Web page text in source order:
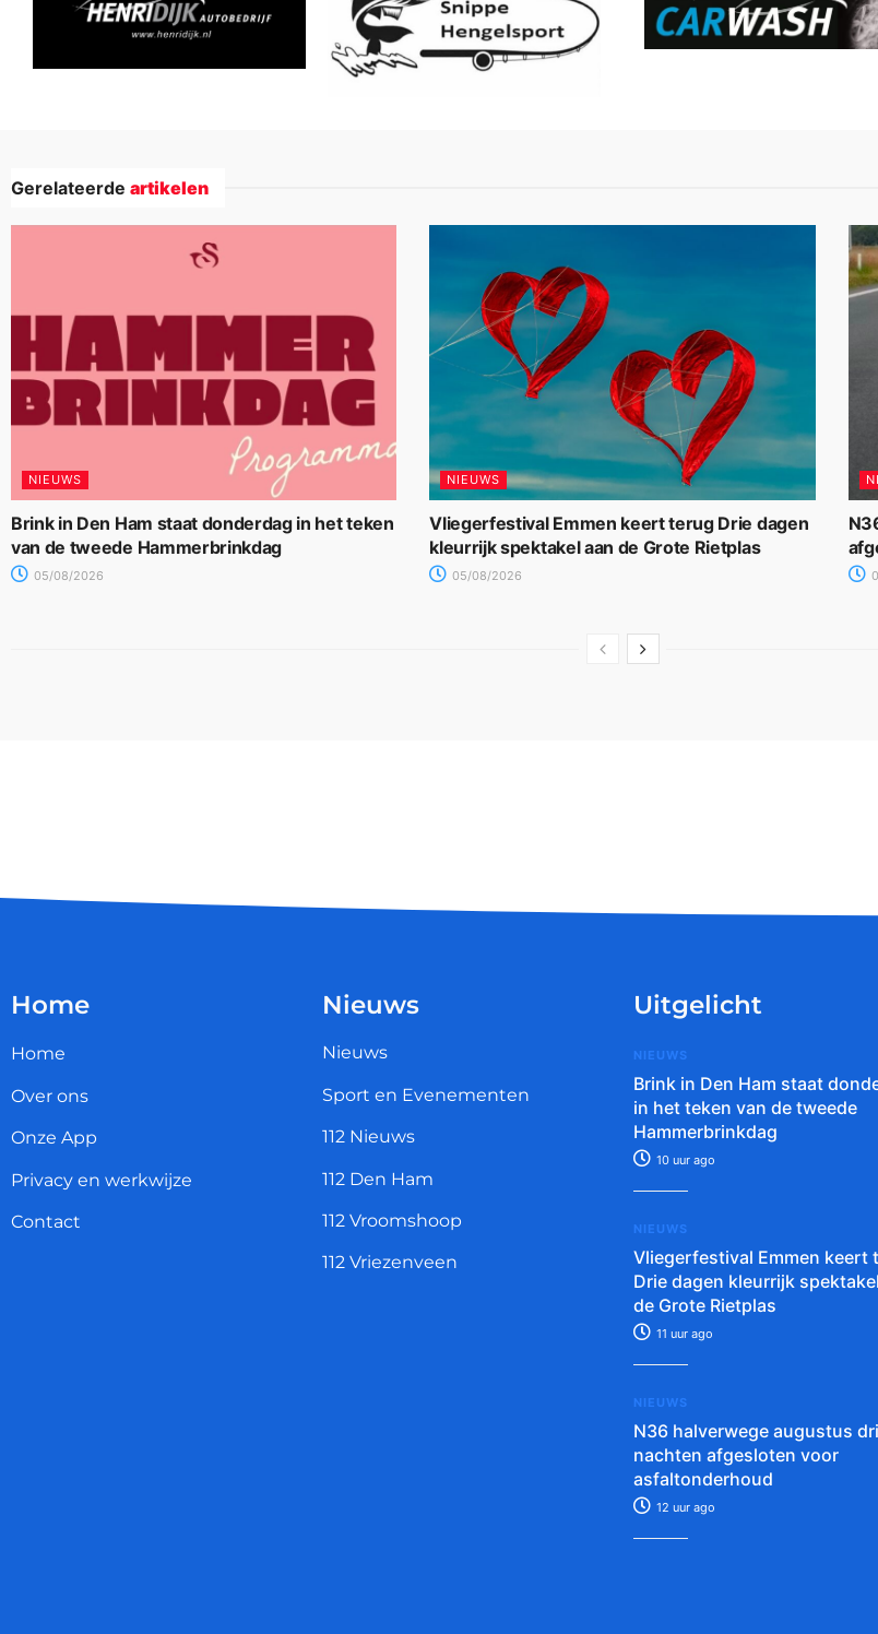
Gerelateerde artikelen
NIEUWS
Brink in Den Ham staat donderdag in het teken
van de tweede Hammerbrinkdag
05/08/2026
NIEUWS
Vliegerfestival Emmen keert terug Drie dagen
kleurrijk spektakel aan de Grote Rietplas
05/08/2026
Home
Home
Over ons
Onze App
Privacy en werkwijze
Contact
Nieuws
Nieuws
Sport en Evenementen
112 Nieuws
112 Den Ham
112 Vroomshoop
112 Vriezenveen
Uitgelicht
NIEUWS
Brink in Den Ham staat
in het teken van de tweede
Hammerbrinkdag
10 uur ago
NIEUWS
Vliegerfestival Emmen keert
Drie dagen kleurrijk
de Grote Rietplas
11 uur ago
NIEUWS
N36 halverwege augustus
nachten afgesloten voor
asfaltonderhoud
12 uur ago